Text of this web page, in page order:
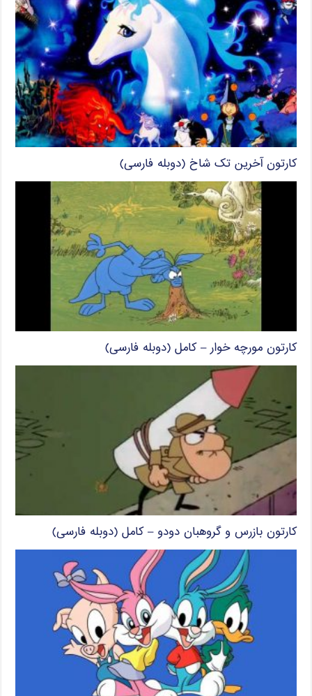
کارتون آخرین تک شاخ (دوبله فارسی)
کارتون مورچه خوار – کامل (دوبله فارسی)
کارتون بازرس و گروهبان دودو – کامل (دوبله فارسی)